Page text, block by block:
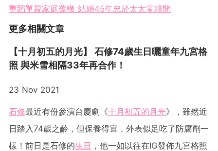
重蹈單親家庭覆轍 結婚45年忠於太太零緋聞
更多相關文章
【十月初五的月光】 石修74歲生日曬童年九宮格
照 與米雪相隔33年再合作！
23 Nov 2021
石修最近有份參演台慶劇《十月初五的月光》，雖然近
日踏入74歲之齡，但保養得宜，外表似足吃了防腐劑一
樣！前日是石修的生日 ，他一如以往在IG發佈九宮格照